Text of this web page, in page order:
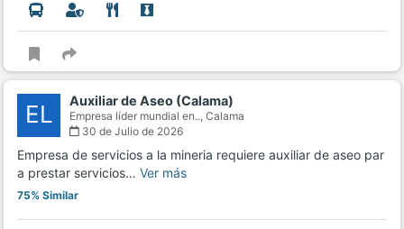
EL Auxiliar de Aseo (Calama)
Empresa líder mundial en.., Calama
30 de Julio de 2026
Empresa de servicios a la mineria requiere auxiliar de aseo par
a prestar servicios… Ver más
75% Similar